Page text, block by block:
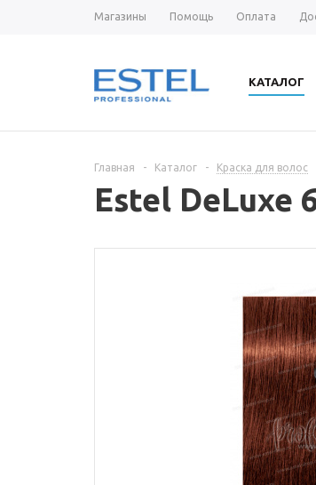
Магазины Помощь Оплата
КАТАЛОГ
Главная - Каталог - Краска для волос
Estel DeLuxe